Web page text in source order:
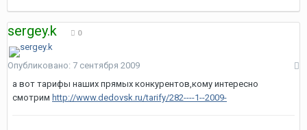
sergey.k 0
Опубликовано: 7 сентября 2009
а вот тарифы наших прямых конкурентов,кому интересно
смотрим http://www.dedovsk.ru/tarify/282----1--2009-